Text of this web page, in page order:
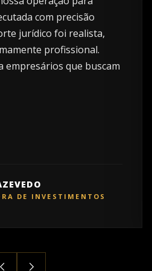
com precisão
jurídico foi realista,
profissional.
empresários que buscam
DE INVESTIMENTOS